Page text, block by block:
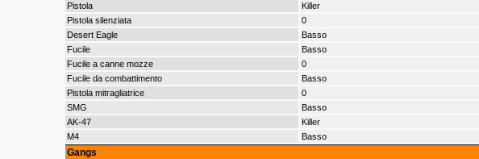
Pistola
Killer
Pistola silenziata
0
Desert Eagle
Basso
Fucile
Basso
Fucile a canne mozze
0
Fucile da combattimento
Basso
Pistola mitragliatrice
0
SMG
Basso
AK-47
Killer
M4
Basso
Gangs